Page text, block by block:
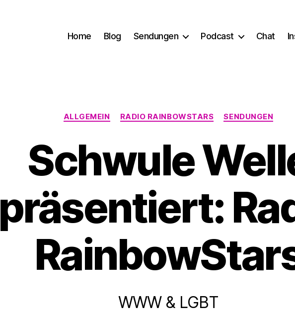
Home Blog Sendungen Podcast Chat
Kategorien
ALLGEMEIN RADIO RAINBOWSTARS SENDUNGEN
Schwule
präsentiert:
WWW & LGBT